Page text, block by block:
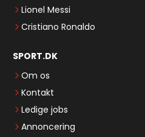
Lionel Messi
Cristiano Ronaldo
SPORT.DK
Om os
Kontakt
Ledige jobs
Annoncering